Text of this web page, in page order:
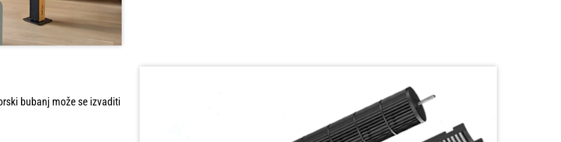
bubanj može se izvaditi